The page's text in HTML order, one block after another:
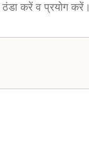
करें व प्रयोग करें।